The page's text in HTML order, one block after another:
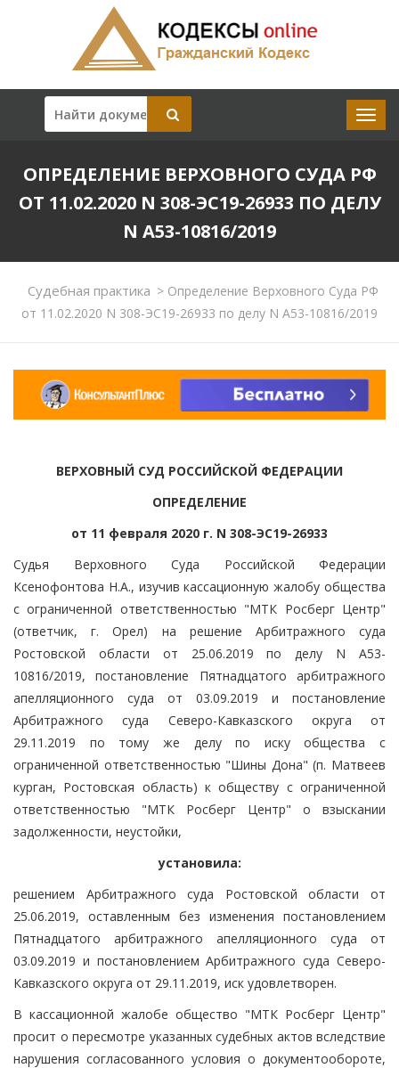
ОПРЕДЕЛЕНИЕ ВЕРХОВНОГО СУДА РФ
ОТ 11.02.2020 N 308-ЭС19-26933 ПО ДЕЛУ
N А53-10816/2019
Судебная практика >Определение Верховного Суда РФ
от 11.02.2020 N 308-ЭС19-26933 по делу N А53-10816/2019
ВЕРХОВНЫЙ СУД РОССИЙСКОЙ ФЕДЕРАЦИИ
ОПРЕДЕЛЕНИЕ
от 11 февраля 2020 г. N 308-ЭС19-26933
Судья Верховного Суда Российской Федерации
Ксенофонтова Н.А., изучив кассационную жалобу общества
с ограниченной ответственностью "МТК Росберг Центр"
(ответчик, г. Орел) на решение Арбитражного суда
Ростовской области от 25.06.2019 по делу N А53-
10816/2019, постановление Пятнадцатого арбитражного
апелляционного суда от 03.09.2019 и постановление
Арбитражного суда Северо-Кавказского округа от
29.11.2019 по тому же делу по иску общества с
ограниченной ответственностью "Шины Дона" (п. Матвеев
курган, Ростовская область) к обществу с ограниченной
ответственностью "МТК Росберг Центр" о взыскании
задолженности, неустойки,
установила:
решением Арбитражного суда Ростовской области от
25.06.2019, оставленным без изменения постановлением
Пятнадцатого арбитражного апелляционного суда от
03.09.2019 и постановлением Арбитражного суда Северо-
Кавказского округа от 29.11.2019, иск удовлетворен.
В кассационной жалобе общество "МТК Росберг Центр"
просит о пересмотре указанных судебных актов вследствие
нарушения согласованного условия о документообороте,